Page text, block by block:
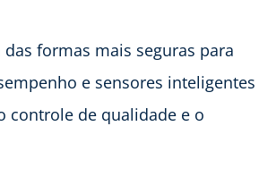
formas mais seguras para
e sensores inteligentes
controle de qualidade e o